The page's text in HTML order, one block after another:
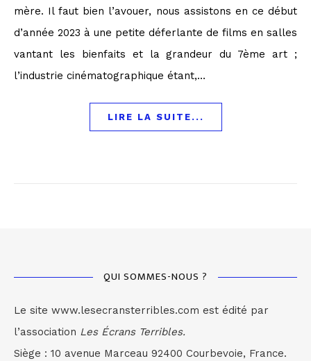
mère. Il faut bien l’avouer, nous assistons en ce début
d’année 2023 à une petite déferlante de films en salles
vantant les bienfaits et la grandeur du 7ème art ;
l’industrie cinématographique étant,…
LIRE LA SUITE...
QUI SOMMES-NOUS ?
Le site www.lesecransterribles.com est édité par
l’association Les Écrans Terribles.
Siège : 10 avenue Marceau 92400 Courbevoie, France.